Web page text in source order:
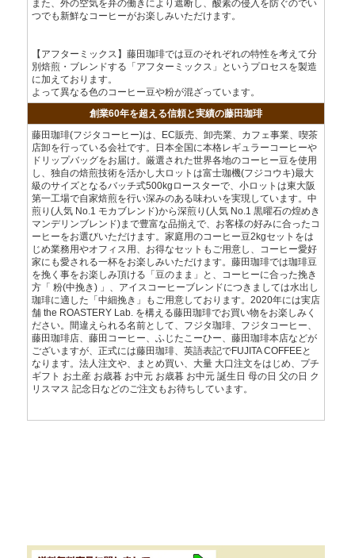
また、外の空気を弁の働きにより遮断し、酸素の侵入を防ぐのでい
つでも新鮮なコーヒーがお楽しみいただけます。
【アフターミックス】藤田珈琲では豆のそれぞれの特性を考えて分
別焙煎・ブレンドする「アフターミックス」というプロセスを製造
に加えております。
よって異なる色のコーヒー豆や粉が混ざっています。
創業60年を超える信頼と実績の藤田珈琲
藤田珈琲(フジタコーヒー)は、EC販売、卸売業、カフェ事業、喫茶
店卸を行っている会社です。日本全国に本格レギュラーコーヒーや
ドリップバッグをお届け。厳選された世界各地のコーヒー豆を使用
し、独自の焙煎技術を活かし大ロットは富士珈機(フジコウキ)最大
級のサイズとなるバッチ式500kgロースターで、小ロットは東大阪
第一工場で自家焙煎を行い深みのある味わいを実現しています。中
煎り(人気 No.1 モカブレンド)から深煎り(人気 No.1 黒曜石の煌めき
マンデリンブレンド)まで豊富な品揃えで、お客様の好みに合ったコ
ーヒーをお選びいただけます。家庭用のコーヒー豆2kgセットをは
じめ業務用やオフィス用、お得なセットもご用意し、コーヒー愛好
家にも愛される一杯をお楽しみいただけます。藤田珈琲では珈琲豆
を挽く事をお楽しみ頂ける「豆のまま」と、コーヒーに合った挽き
方「 粉(中挽き) 」、アイスコーヒーブレンドにつきましては水出し
珈琲に適した「中細挽き」もご用意しております。2020年には実店
舗 the ROASTERY Lab. を構える藤田珈琲でお買い物をお楽しみく
ださい。間違えられる名前として、フジタ珈琲、フジタコーヒー、
藤田珈琲店、藤田コーヒー、ふじたこーひー、藤田珈琲本店などが
ございますが、正式には藤田珈琲、英語表記でFUJITA COFFEEと
なります。法人注文や、まとめ買い、大量 大口注文をはじめ、プチ
ギフト お土産 お歳暮 お中元 お歳暮 お中元 誕生日 母の日 父の日 ク
リスマス 記念日などのご注文もお待ちしています。